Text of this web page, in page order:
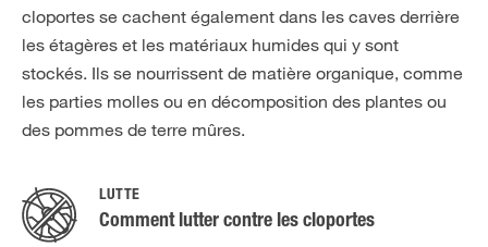
cloportes se cachent également dans les caves derrière
les étagères et les matériaux humides qui y sont
stockés. Ils se nourrissent de matière organique, comme
les parties molles ou en décomposition des plantes ou
des pommes de terre mûres.
LUTTE
Comment lutter contre les cloportes